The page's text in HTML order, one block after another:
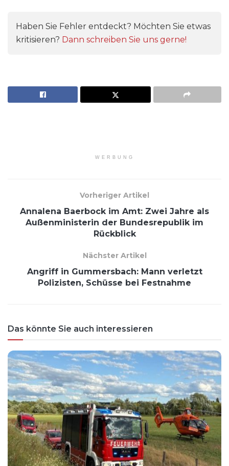
Haben Sie Fehler entdeckt? Möchten Sie etwas
kritisieren? Dann schreiben Sie uns gerne!
WERBUNG
Vorheriger Artikel
Annalena Baerbock im Amt: Zwei Jahre als
Außenministerin der Bundesrepublik im
Rückblick
Nächster Artikel
Angriff in Gummersbach: Mann verletzt
Polizisten, Schüsse bei Festnahme
Das könnte Sie auch interessieren